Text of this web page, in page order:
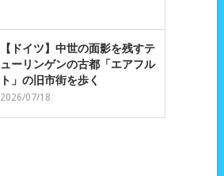
【ドイツ】中世の面影を残すテ
ューリンゲンの古都「エアフル
ト」の旧市街を歩く
2026/07/18